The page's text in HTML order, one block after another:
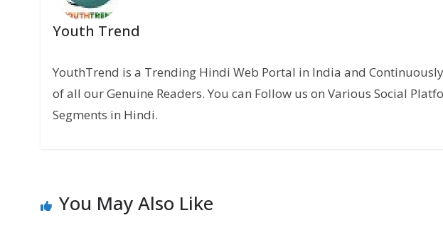
Youth Trend
YouthTrend is a Trending Hindi Web Portal in India and
of all our Genuine Readers. You can Follow us on Various Social
Segments in Hindi.
You May Also Like